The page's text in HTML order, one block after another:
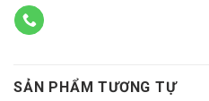
SẢN PHẨM TƯƠNG TỰ